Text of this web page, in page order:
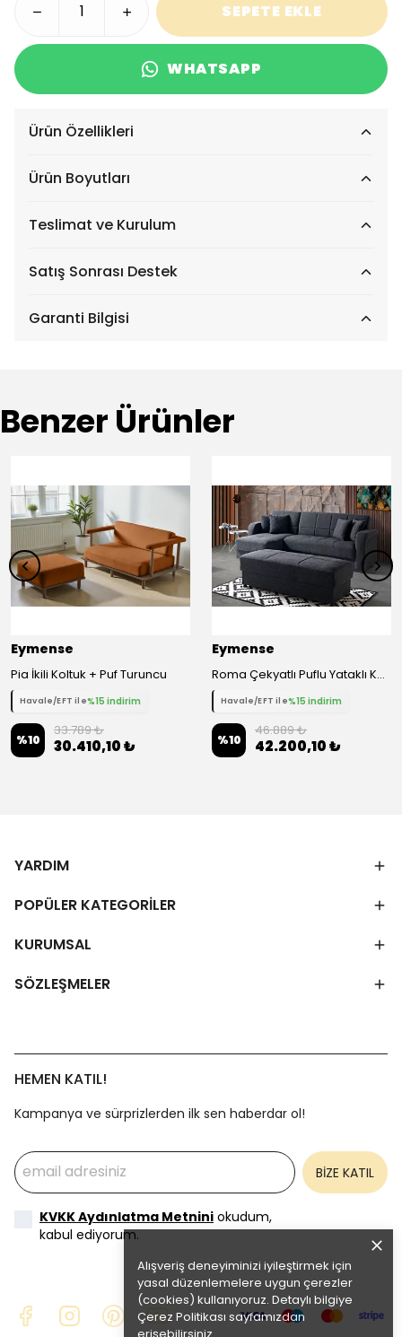
Alışveriş deneyiminizi iyileştirmek için
yasal düzenlemelere uygun çerezler
(cookies) kullanıyoruz. Detaylı bilgiye
Çerez Politikası sayfamızdan
SEPETE EKLE
WHATSAPP
Ürün Özellikleri
Ürün Boyutları
Teslimat ve Kurulum
Satış Sonrası Destek
Garanti Bilgisi
Benzer Ürünler
Eymense
Pia İkili Koltuk + Puf Turuncu
Havale/EFT ile%15 indirim
%10
33.789 ₺
30.410,10 ₺
Eymense
Roma Çekyatlı Puflu Yataklı Köşe Koltuk Takımı
Havale/EFT ile%15 indirim
%10
46.889 ₺
42.200,10 ₺
YARDIM
POPÜLER KATEGORİLER
KURUMSAL
SÖZLEŞMELER
HEMEN KATIL!
Kampanya ve sürprizlerden ilk sen haberdar ol!
BİZE KATIL
KVKK Aydınlatma Metnini okudum,
kabul ediyorum.